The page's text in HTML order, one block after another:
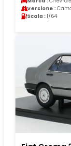
Versione :
Scala : 1/64